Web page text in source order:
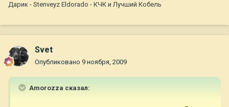
Дарик - Stenveyz Eldorado - КЧК и Лучший Кобель
Svet
Опубликовано 9 ноября, 2009
Amorozza сказал: